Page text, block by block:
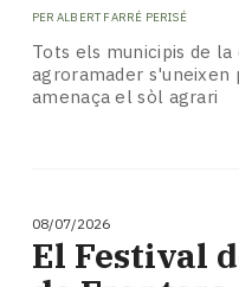
PER ALBERT FARRÉ PERISÉ
Tots els municipis de
agroramader s'uneixen
amenaça el sòl agrari
08/07/2026
El Festival